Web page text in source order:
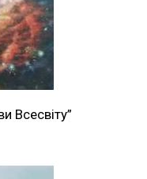
Всесвіту”